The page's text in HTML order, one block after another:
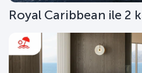
Royal Caribbean ile 2